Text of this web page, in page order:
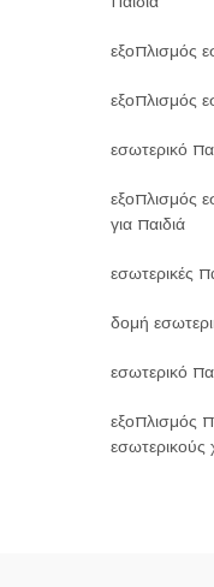
εξοπλισμός
εξοπλισμός
εσωτερικό
εξοπλισμός
για παιδιά
εσωτερικές
δομή
εσωτερικό
εξοπλισμός